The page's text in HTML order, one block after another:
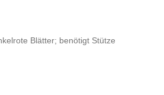
Blätter; benötigt Stütze